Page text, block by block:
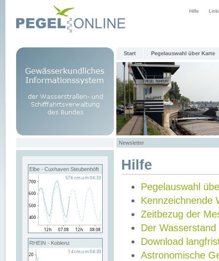
Hilfe
Start Pegelauswahl über Karte
Newsletter
Elbe - Cuxhaven Steubenhöft
RHEIN - Koblenz
Hilfe
Pegelauswahl
Kennzeichnende
Zeitbezug der
Der Wasserstand
Download
Astronomische